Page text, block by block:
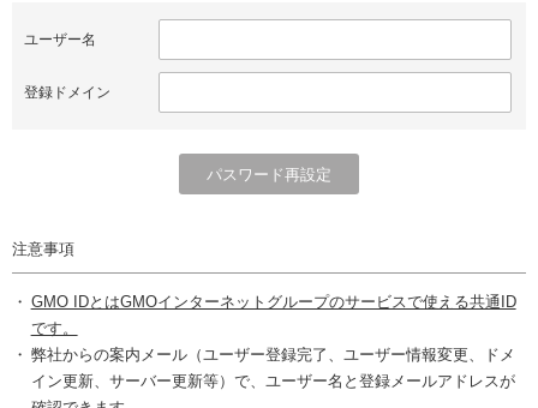
ユーザー名
登録ドメイン
注意事項
GMO IDとはGMOインターネットグループのサービスで使える共通ID
です。
弊社からの案内メール（ユーザー登録完了、ユーザー情報変更、ドメ
イン更新、サーバー更新等）で、ユーザー名と登録メールアドレスが